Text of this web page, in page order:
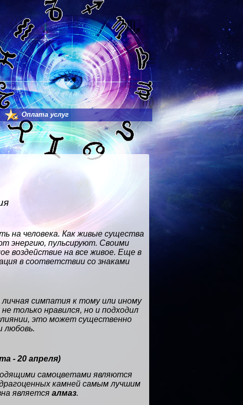
Оплата услуг
на человека. Как живые существа
энергию, пульсируют. Своими
воздействие на все живое. Еще в
в соответствии со знаками
симпатия к тому или иному
только нравился, но и подходил
это может существенно
любовь.
- 20 апреля)
самоцветами являются
камней самым лучшим
является алмаз.